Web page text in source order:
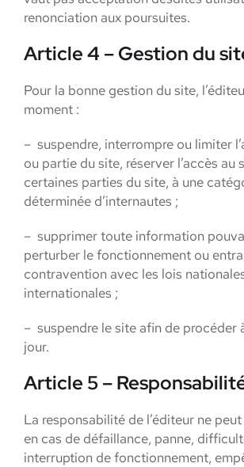
renonciation aux poursuites.
Article 4 – Gestion du
Pour la bonne gestion du site,
moment :
– suspendre, interrompre ou limiter
ou partie du site, réserver l’accès au
certaines parties du site, à une
déterminée d’internautes ;
– supprimer toute information
perturber le fonctionnement ou
contravention avec les lois
internationales ;
– suspendre le site afin de procéder
jour.
Article 5 –
La responsabilité de l’éditeur ne
en cas de défaillance, panne,
interruption de fonctionnement,